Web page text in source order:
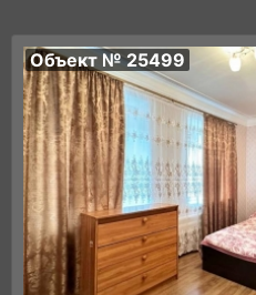
Объект № 25499